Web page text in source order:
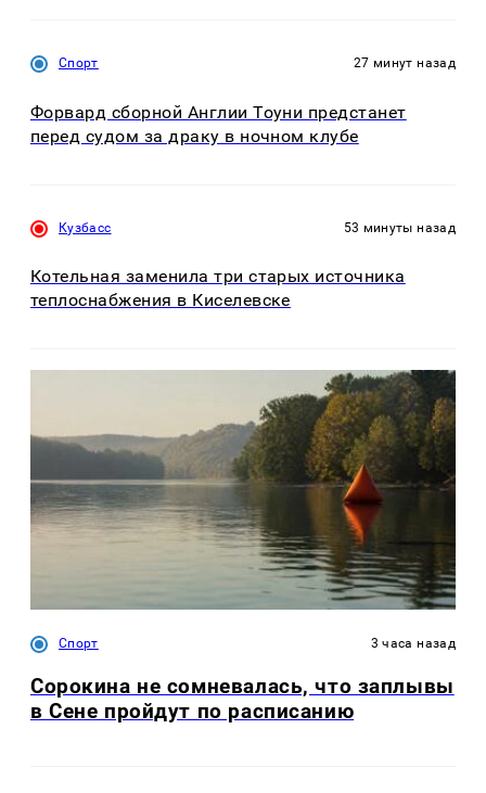
Спорт 27 минут назад
Форвард сборной Англии Тоуни предстанет
перед судом за драку в ночном клубе
Кузбасс 53 минуты назад
Котельная заменила три старых источника
теплоснабжения в Киселевске
Спорт 3 часа назад
Сорокина не сомневалась, что заплывы
в Сене пройдут по расписанию